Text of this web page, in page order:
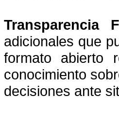
Transparencia
adicionales que
formato abierto
conocimiento
decisiones ante